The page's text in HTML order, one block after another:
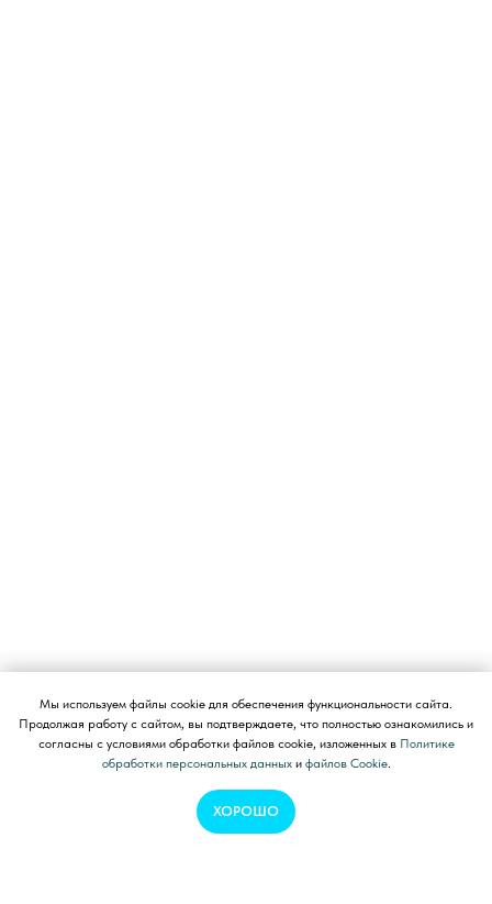
Мы используем файлы cookie для обеспечения функциональности сайта.
Продолжая работу с сайтом, вы подтверждаете, что полностью ознакомились и
согласны с условиями обработки файлов cookie, изложенных в Политике
обработки персональных данныхи файлов Cookie.
ХОРОШО